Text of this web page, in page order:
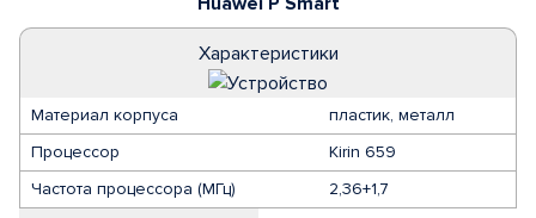
Характеристики
Материал корпуса
пластик, металл
Процессор
Kirin 659
Частота процессора (МГц)
2,36+1,7